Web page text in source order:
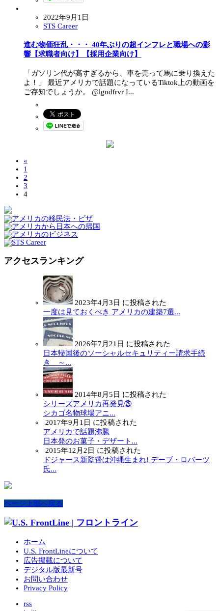
2022年9月1日
STS Career
進む物価狂乱・・・ 40年ぶりの超インフレと職場への影
響【求職者向け】【採用企業向け】
「ガソリン代が高すぎるから、車を売って馬に乗り換えた
よ！」 最近アメリカで話題になっているTiktok上の動画を
ご存知でしょうか。 @lgndfrvr I...
«
1
2
3
4
アクセスランキング
2023年4月3日 に投稿された
一度は見ておくべき アメリカの建築7選...
2026年7月21日 に投稿された
日本帰国後のソーシャルセキュリティー請求手続
き ～...
2014年8月5日 に投稿された
シリーズアメリカ再発見㉕
シカゴ名物球場アニ...
2017年9月1日 に投稿された
アメリカで話題沸騰
日本発のお菓子・デザート...
2015年12月2日 に投稿された
ドジャース新監督は沖縄生まれ! デーブ・ロバーツ
氏...
ページ上部へ戻る
ホーム
U.S. FrontLineについて
広告掲載について
デジタル版最新号
お問い合わせ
Privacy Policy
rss